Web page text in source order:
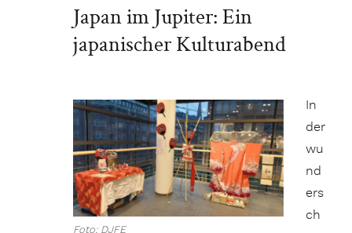
Japan im Jupiter: Ein
japanischer Kulturabend
In
der
wu
nd
ers
ch